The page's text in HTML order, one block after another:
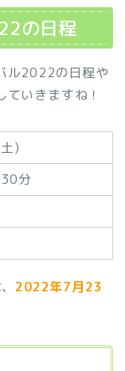
の日程
ル2022の日程や
いきますね！
)
分
2022年7月23